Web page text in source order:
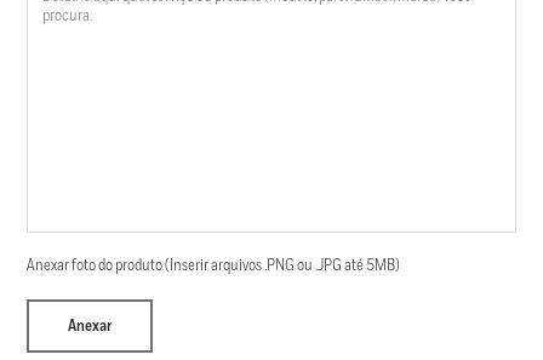
Anexar foto do produto (Inserir arquivos .PNG ou .JPG até 5MB)
Anexar